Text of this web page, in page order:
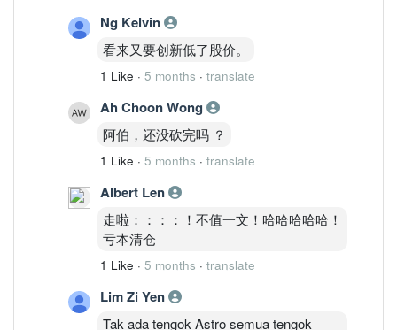
Ng Kelvin
看来又要创新低了股价。
1 Like · 5 months · translate
Ah Choon Wong
阿伯，还没砍完吗 ？
1 Like · 5 months · translate
Albert Len
走啦：：：：！不值一文！哈哈哈哈哈！
亏本清仓
1 Like · 5 months · translate
Lim Zi Yen
Tak ada tengok Astro semua tengok